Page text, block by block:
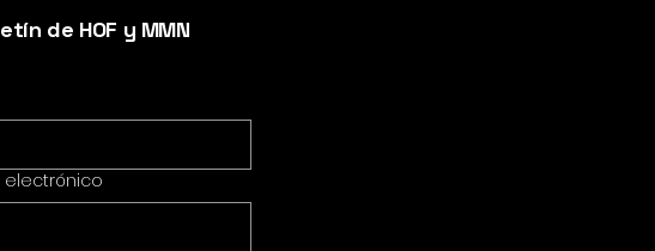
cover
Advanced vocal
de HOF y MMN
electrónico